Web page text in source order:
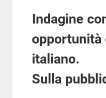
Indagine
italiano.
Sulla